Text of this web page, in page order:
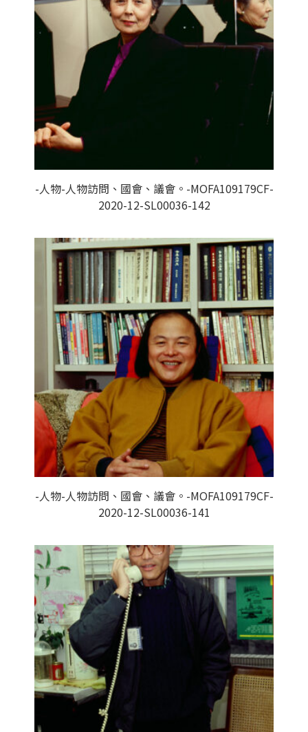
-人物-人物訪問、國會、議會。-MOFA109179CF-
2020-12-SL00036-142
-人物-人物訪問、國會、議會。-MOFA109179CF-
2020-12-SL00036-141